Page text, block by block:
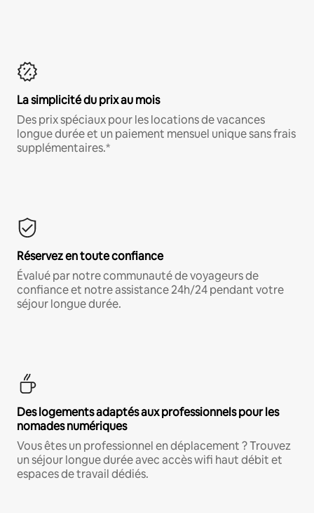
La simplicité du prix au mois
Des prix spéciaux pour les locations de vacances
longue durée et un paiement mensuel unique sans frais
supplémentaires.*
Réservez en toute confiance
Évalué par notre communauté de voyageurs de
confiance et notre assistance 24h/24 pendant votre
séjour longue durée.
Des logements adaptés aux professionnels pour les
nomades numériques
Vous êtes un professionnel en déplacement ? Trouvez
un séjour longue durée avec accès wifi haut débit et
espaces de travail dédiés.